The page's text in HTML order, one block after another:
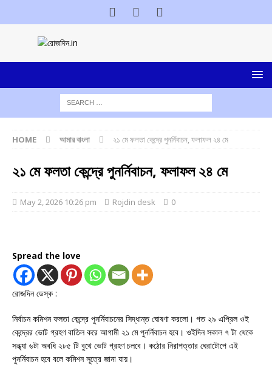
HOME আমার বাংলা ২১ মে ফলতা কেন্দ্রে পুনর্নিবাচন, ফলাফল ২৪ মে
২১ মে ফলতা কেন্দ্রে পুনর্নিবাচন, ফলাফল ২৪ মে
May 2, 2026 10:26 pm Rojdin desk 0
Spread the love
রোজদিন ডেস্ক :
নির্বাচন কমিশন ফলতা কেন্দ্রে পুনর্নিবাচনের সিদ্ধান্ত ঘোষণা করলো। গত ২৯ এপ্রিল ওই
কেন্দ্রের ভোট গ্রহণ বাতিল করে আগামী ২১ মে পুনর্নিবাচন হবে। ওইদিন সকাল ৭ টা থেকে
সন্ধ্যা ৬টা অবধি ২৮৫ টি বুথে ভোট গ্রহণ চলবে। কঠোর নিরাপত্তার ঘেরাটোপে এই
পুনর্নিবাচন হবে বলে কমিশন সূত্রে জানা যায়।